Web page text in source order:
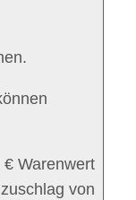
Warenwert
von